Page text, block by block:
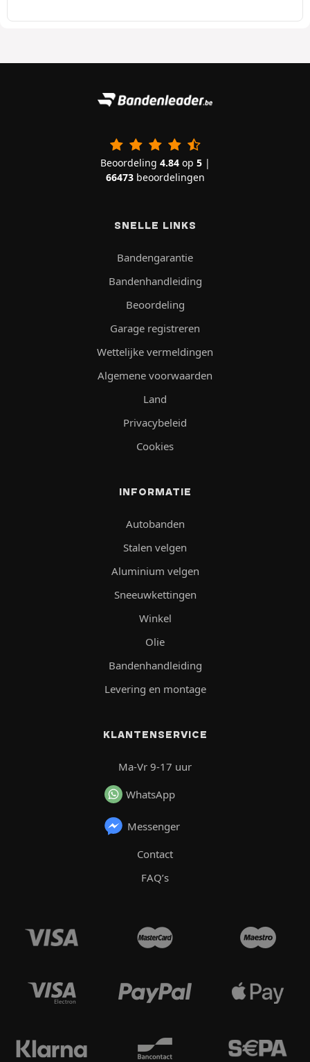
Beoordeling 4.84op 5|
66473beoordelingen
SNELLE LINKS
Bandengarantie
Bandenhandleiding
Beoordeling
Garage registreren
Wettelijke vermeldingen
Algemene voorwaarden
Land
Privacybeleid
Cookies
INFORMATIE
Autobanden
Stalen velgen
Aluminium velgen
Sneeuwkettingen
Winkel
Olie
Bandenhandleiding
Levering en montage
KLANTENSERVICE
Ma-Vr 9-17 uur
WhatsApp
Messenger
Contact
FAQ’s